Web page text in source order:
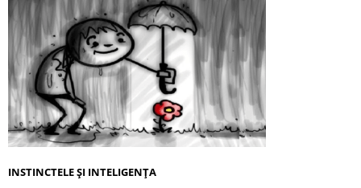
INSTINCTELE ȘI INTELIGENȚA